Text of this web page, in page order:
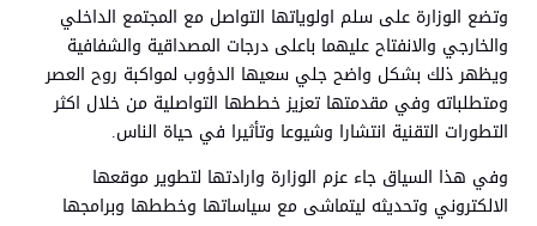
وتضع الوزارة على سلم اولوياتها التواصل مع المجتمع الداخلي
والخارجي والانفتاح عليهما باعلى درجات المصداقية والشفافية
ويظهر ذلك بشكل واضح جلي سعيها الدؤوب لمواكبة روح العصر
ومتطلباته وفي مقدمتها تعزيز خططها التواصلية من خلال اكثر
التطورات التقنية انتشارا وشيوعا وتأثيرا في حياة الناس.
وفي هذا السياق جاء عزم الوزارة وارادتها لتطوير موقعها
الالكتروني وتحديثه ليتماشى مع سياساتها وخططها وبرامجها